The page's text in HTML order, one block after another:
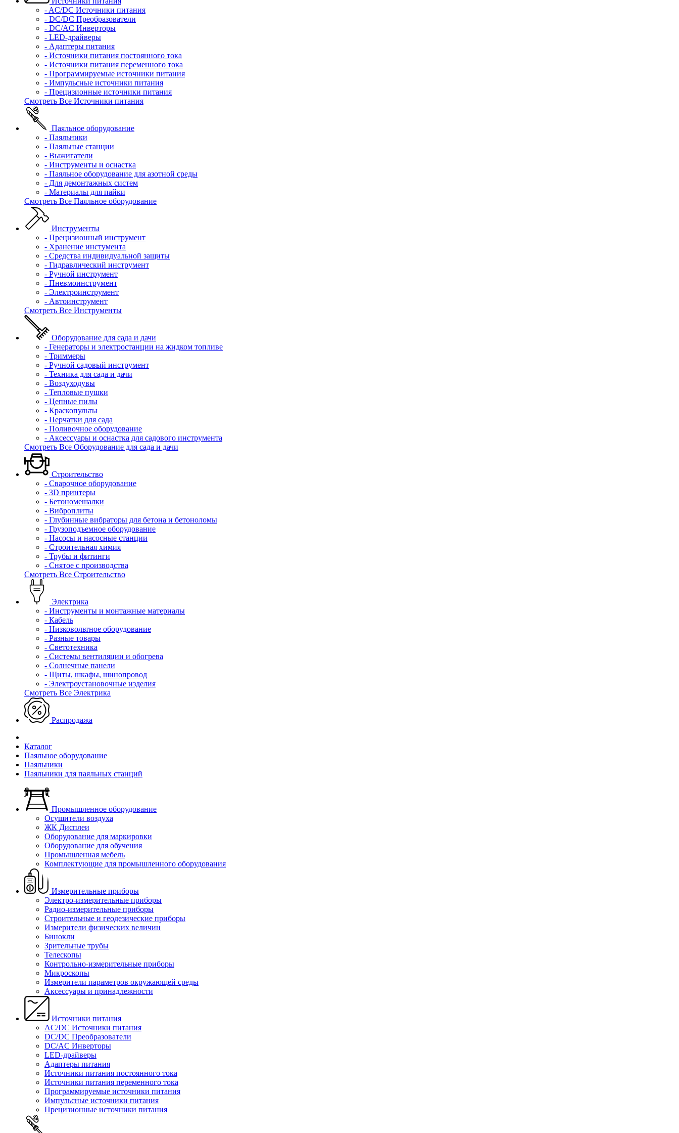
- AC/DC Источники питания
- DC/DC Преобразователи
- DC/AC Инверторы
- LED-драйверы
- Адаптеры питания
- Источники питания постоянного тока
- Источники питания переменного тока
- Программируемые источники питания
- Импульсные источники питания
- Прецизионные источники питания
Смотреть Все Источники питания
Паяльное оборудование
- Паяльники
- Паяльные станции
- Выжигатели
- Инструменты и оснастка
- Паяльное оборудование для азотной среды
- Для демонтажных систем
- Материалы для пайки
Смотреть Все Паяльное оборудование
Инструменты
- Прецизионный инструмент
- Хранение инстумента
- Средства индивидуальной защиты
- Гидравлический инструмент
- Ручной инструмент
- Пневмоинструмент
- Электроинструмент
- Автоинструмент
Смотреть Все Инструменты
Оборудование для сада и дачи
- Генераторы и электростанции на жидком топливе
- Триммеры
- Ручной садовый инструмент
- Техника для сада и дачи
- Воздуходувы
- Тепловые пушки
- Цепные пилы
- Краскопульты
- Перчатки для сада
- Поливочное оборудование
- Аксессуары и оснастка для садового инструмента
Смотреть Все Оборудование для сада и дачи
Строительство
- Сварочное оборудование
- 3D принтеры
- Бетономешалки
- Виброплиты
- Глубинные вибраторы для бетона и бетоноломы
- Грузоподъемное оборудование
- Насосы и насосные станции
- Строительная химия
- Трубы и фитинги
- Снятое с производства
Смотреть Все Строительство
Электрика
- Инструменты и монтажные материалы
- Кабель
- Низковольтное оборудование
- Разные товары
- Светотехника
- Системы вентиляции и обогрева
- Солнечные панели
- Щиты, шкафы, шинопровод
- Электроустановочные изделия
Смотреть Все Электрика
Распродажа
Каталог
Паяльное оборудование
Паяльники
Паяльники для паяльных станций
Промышленное оборудование
Осушители воздуха
ЖК Дисплеи
Оборудование для маркировки
Оборудование для обучения
Промышленная мебель
Комплектующие для промышленного оборудования
Измерительные приборы
Электро-измерительные приборы
Радио-измерительные приборы
Строительные и геодезические приборы
Измерители физических величин
Бинокли
Зрительные трубы
Телескопы
Контрольно-измерительные приборы
Микроскопы
Измерители параметров окружающей среды
Аксессуары и принадлежности
Источники питания
AC/DC Источники питания
DC/DC Преобразователи
DC/AC Инверторы
LED-драйверы
Адаптеры питания
Источники питания постоянного тока
Источники питания переменного тока
Программируемые источники питания
Импульсные источники питания
Прецизионные источники питания